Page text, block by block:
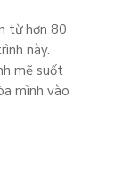
từ hơn 80
này.
mẽ suốt
mình vào